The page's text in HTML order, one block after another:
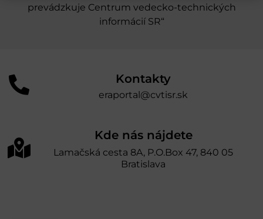
prevádzkuje Centrum vedecko-technických
informácií SR“
Kontakty
eraportal@cvtisr.sk
Kde nás nájdete
Lamačská cesta 8A, P.O.Box 47, 840 05
Bratislava